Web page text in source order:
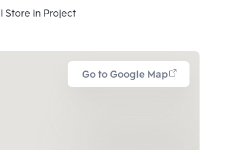
Store in Project
Go to Google Map